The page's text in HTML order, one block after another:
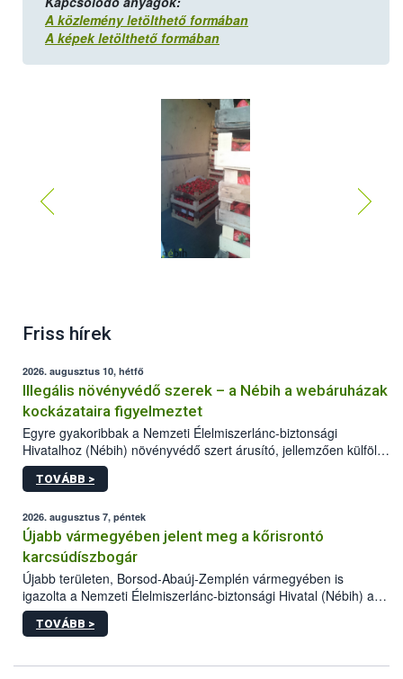
A közlemény letölthető formában
A képek letölthető formában
Friss hírek
2026. augusztus 10, hétfő
Illegális növényvédő szerek – a Nébih a webáruházak
kockázataira figyelmeztet
Egyre gyakoribbak a Nemzeti Élelmiszerlánc-biztonsági
Hivatalhoz (Nébih) növényvédő szert árusító, jellemzően külföldi
honlapok kapcsán érkező bejelentések. Emellett az ilyen
termékeket kínáló kéretlen online reklámok mennyisége is
összegyűjtötte az illegális növényvédő szerek kapcsán
előforduló árulkodó jeleket, valamint a webáruházakból való
vásárlás kockázatait.
TOVÁBB >
2026. augusztus 7, péntek
Újabb vármegyében jelent meg a kőrisrontó
karcsúdíszbogár
Újabb területen, Borsod-Abaúj-Zemplén vármegyében is
igazolta a Nemzeti Élelmiszerlánc-biztonsági Hivatal (Nébih) a
kőrisrontó karcsúdíszbogár (Agrilus planipennis) jelenlétét. A
kártevőt nem csak színcsapdában találták meg, de már fertőzött
az intenzív felderítést, emellett az intézkedéseket a szlovák
TOVÁBB >